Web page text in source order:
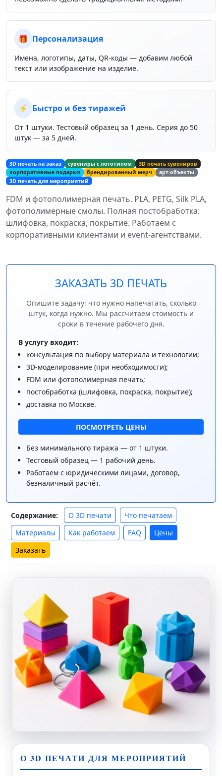
🎁 Персонализация
Имена, логотипы, даты, QR-коды — добавим любой
текст или изображение на изделие.
⚡ Быстро и без тиражей
От 1 штуки. Тестовый образец за 1 день. Серия до 50
штук — за 5 дней.
3D печать на заказ сувениры с логотипом
3D печать сувениров
корпоративные подарки
брендированный мерч
арт-объекты
3D печать для мероприятий
FDM и фотополимерная печать. PLA, PETG, Silk PLA,
фотополимерные смолы. Полная постобработка:
шлифовка, покраска, покрытие. Работаем с
корпоративными клиентами и event-агентствами.
ЗАКАЗАТЬ 3D ПЕЧАТЬ
Опишите задачу: что нужно напечатать, сколько
штук, когда нужно. Мы рассчитаем стоимость и
сроки в течение рабочего дня.
В услугу входит:
консультация по выбору материала и технологии;
3D-моделирование (при необходимости);
FDM или фотополимерная печать;
постобработка (шлифовка, покраска, покрытие);
доставка по Москве.
ПОСМОТРЕТЬ ЦЕНЫ
Без минимального тиража — от 1 штуки.
Тестовый образец — 1 рабочий день.
Работаем с юридическими лицами, договор,
безналичный расчёт.
Содержание: О 3D печати
Что печатаем
Материалы
Как работаем FAQ
Цены
Заказать
О 3D ПЕЧАТИ ДЛЯ МЕРОПРИЯТИЙ